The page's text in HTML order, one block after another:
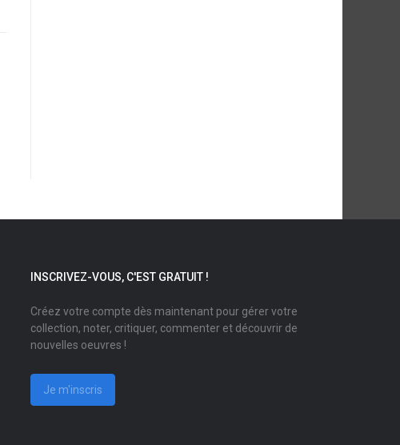
INSCRIVEZ-VOUS, C'EST GRATUIT !
Créez votre compte dès maintenant pour gérer votre
collection, noter, critiquer, commenter et découvrir de
nouvelles oeuvres !
Je m'inscris